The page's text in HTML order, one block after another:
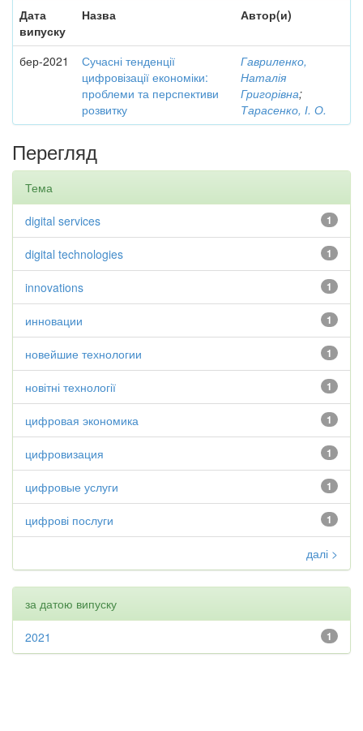
Дата
випуску
Назва Автор(и)
бер-2021
Сучасні тенденції
цифровізації економіки:
проблеми та перспективи
розвитку
Гавриленко,
Наталія
Григорівна;
Тарасенко, І. О.
Перегляд
Тема
1
digital services
1
digital technologies
1
innovations
1
инновации
1
новейшие технологии
1
новітні технології
1
цифровая экономика
1
цифровизация
1
цифровые услуги
1
цифрові послуги
далі >
за датою випуску
1
2021